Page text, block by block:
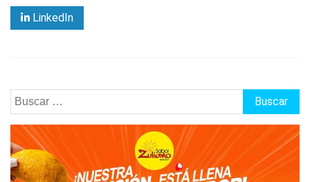
LinkedIn
Buscar: